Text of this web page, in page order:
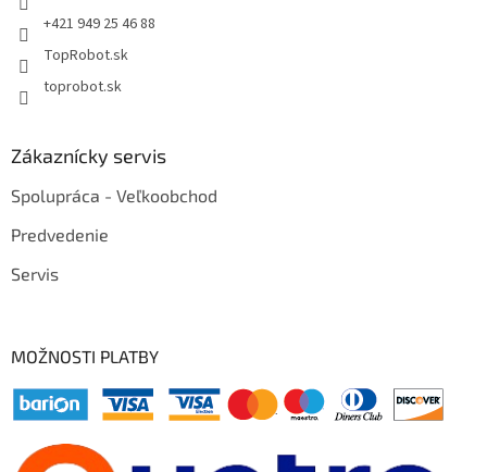
+421 949 25 46 88
TopRobot.sk
toprobot.sk
Zákaznícky servis
Spolupráca - Veľkoobchod
Predvedenie
Servis
MOŽNOSTI PLATBY